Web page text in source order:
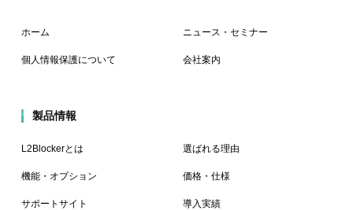
ホーム ニュース・セミナー
個人情報保護について 会社案内
製品情報
L2Blockerとは 選ばれる理由
機能・オプション 価格・仕様
サポートサイト 導入実績